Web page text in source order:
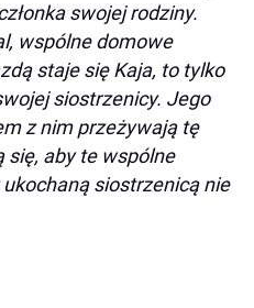
swojej rodziny.
wspólne domowe
staje się Kaja, to tylko
siostrzenicy. Jego
z nim przeżywają tę
się, aby te wspólne
siostrzenicą nie